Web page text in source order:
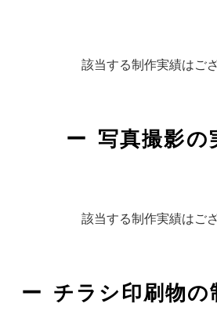
該当する制作実績はご
写真撮影の
該当する制作実績はご
チラシ印刷物の